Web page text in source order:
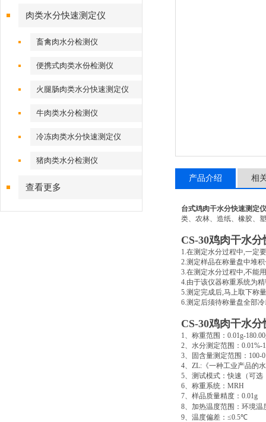
肉类水分快速测定仪
畜禽肉水分检测仪
便携式肉类水份检测仪
火腿肠肉类水分快速测定仪
牛肉类水分检测仪
冷冻肉类水分快速测定仪
猪肉类水分检测仪
查看更多
产品介绍 相
台式鸡肉干水分快速测定
类、农林、造纸、橡胶、
CS-30鸡肉干水分
1.在测定水分过程中,一定
2.测定样品在称量盘中堆
3.在测定水分过程中,不能
4.由于该仪器称重系统为
5.测定完成后,马上取下称
6.测定后须待称量盘全部
CS-30鸡肉干水分
1、称重范围： 0.01g-
2、水分测定范围： 0.01%-
3、固含量测定范围： 100-
4、 ZL: 《一种工业产品的
5、测试模式：快速（可选
6、称重系统： MRH
7、样品质量精度： 0.01g
8、加热温度范围：环境温
9、温度偏差： ≤0.5℃